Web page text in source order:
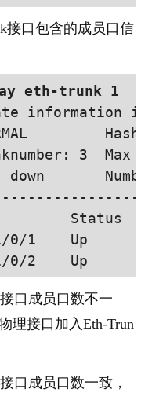
接口包含的成员口信
eth-trunk 1
information
3  Max
down
Status
0/1
Up
0/2
口成员口数不一
理接口加入Eth-Trun
口成员口数一致，